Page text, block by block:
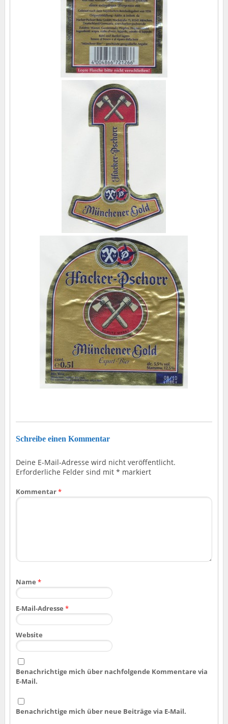
Schreibe einen Kommentar
Deine E-Mail-Adresse wird nicht veröffentlicht.
Erforderliche Felder sind mit * markiert
Kommentar*
Name *
E-Mail-Adresse *
Website
Benachrichtige mich über nachfolgende Kommentare via
E-Mail.
Benachrichtige mich über neue Beiträge via E-Mail.